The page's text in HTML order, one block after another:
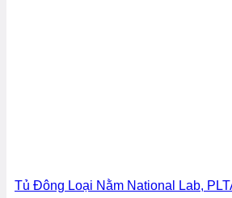
Tủ Đông Loại Nằm National Lab,